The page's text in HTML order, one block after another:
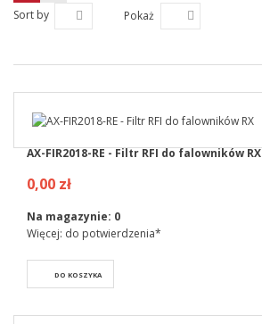
Sort by
Pokaż
AX-FIR2018-RE - Filtr RFI do falowników RX
0,00 zł
Na magazynie: 0
Więcej: do potwierdzenia*
DO KOSZYKA